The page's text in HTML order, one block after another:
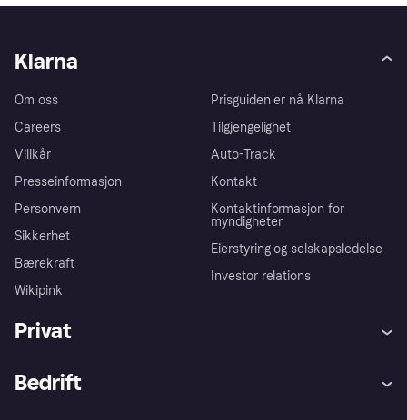
Klarna
Om oss
Careers
Villkår
Presseinformasjon
Personvern
Sikkerhet
Bærekraft
Wikipink
Prisguiden er nå Klarna
Tilgjengelighet
Auto-Track
Kontakt
Kontaktinformasjon for
myndigheter
Eierstyring og selskapsledelse
Investor relations
Privat
Bedrift